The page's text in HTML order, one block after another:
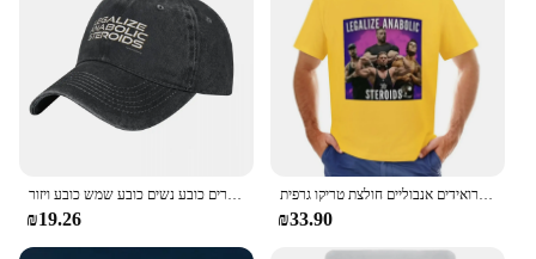
לגליזציה של אופנה סטרואידים אנבוליים כובע בייסבול הגיע כובע גברים כובע נשים כובע שמש כובע ויזור
₪19.26
גברים בגדים חדשים בקיץ לגליזציה סטרואידים אנבוליים חולצת טריקו גרפית mens t חולצות גברים מזדמנים גברים מסוגנן בגדים harajuku
₪33.90